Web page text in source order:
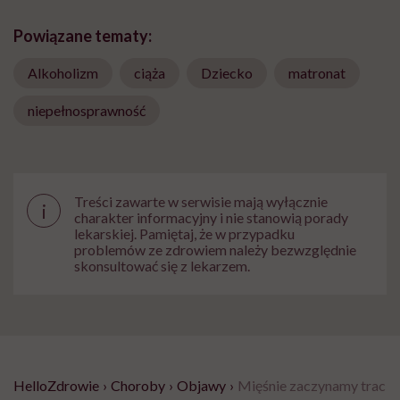
Powiązane tematy:
Alkoholizm ciąża Dziecko matronat
niepełnosprawność
i
Treści zawarte w serwisie mają wyłącznie
charakter informacyjny i nie stanowią porady
lekarskiej. Pamiętaj, że w przypadku
problemów ze zdrowiem należy bezwzględnie
skonsultować się z lekarzem.
HelloZdrowie › Choroby › Objawy › Mięśnie zaczynamy tracić